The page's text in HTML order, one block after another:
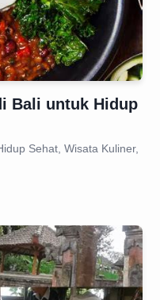
Bali untuk Hidup
Sehat, Wisata Kuliner,